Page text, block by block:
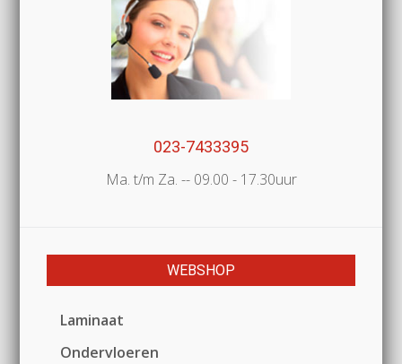
023-7433395
Ma. t/m Za. -- 09.00 - 17.30uur
WEBSHOP
Laminaat
Ondervloeren